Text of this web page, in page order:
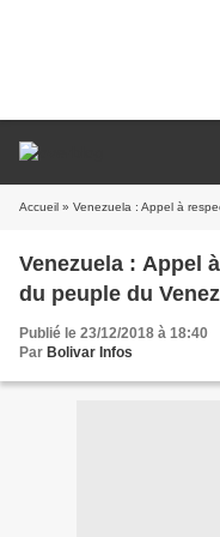
Accueil » Venezuela : Appel à
Venezuela : Appel
du peuple du
Publié le 23/12/2018 à 18:40
Par Bolivar Infos